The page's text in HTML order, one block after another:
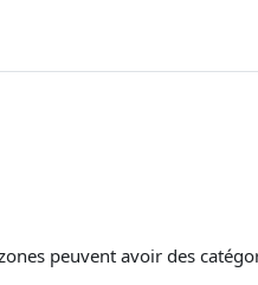
peuvent avoir des